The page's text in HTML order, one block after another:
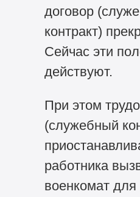
договор
контракт)
Сейчас эти
действуют.
При этом
(служебный
работника
военкомат для